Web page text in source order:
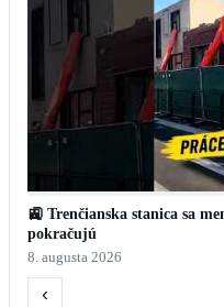
🚉 Trenčianska stanica sa
pokračujú
8. augusta 2026
‹